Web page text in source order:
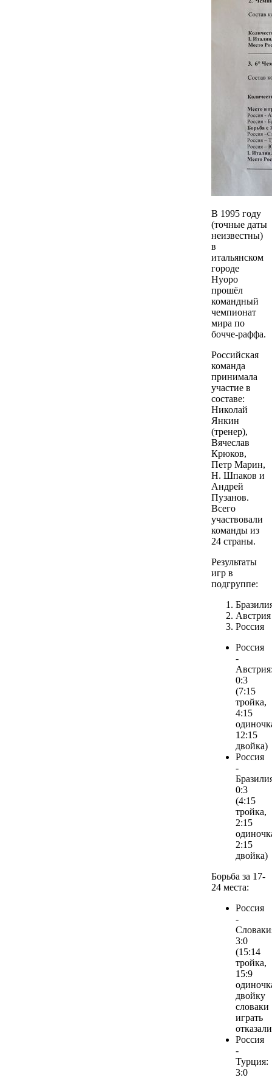
В 1995 году
(точные даты
неизвестны)
в
итальянском
городе
Нуоро
прошёл
командный
чемпионат
мира по
бочче-раффа.
Российская
команда
принимала
участие в
составе:
Николай
Янкин
(тренер),
Вячеслав
Крюков,
Петр Марин,
Н. Шпаков и
Андрей
Пузанов.
Всего
участвовали
команды из
24 страны.
Результаты
игр в
подгруппе:
Австрия
Россия
Россия
-
0:3
(7:15
тройка,
4:15
12:15
двойка)
Россия
-
0:3
(4:15
тройка,
2:15
2:15
двойка)
Борьба за 17-
24 места:
Россия
-
3:0
(15:14
тройка,
15:9
двойку
словаки
играть
Россия
-
Турция:
3:0